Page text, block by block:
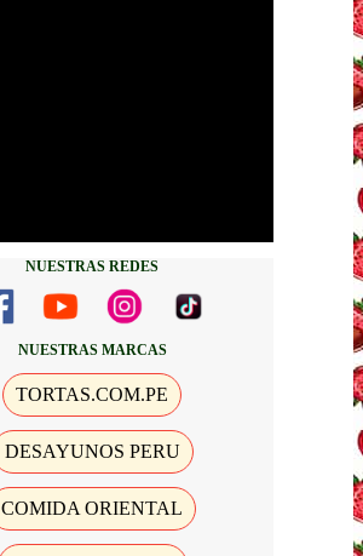
NUESTRAS REDES
NUESTRAS MARCAS
TORTAS.COM.PE
DESAYUNOS PERU
COMIDA ORIENTAL